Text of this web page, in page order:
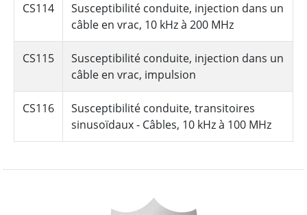
CS114
Susceptibilité conduite, injection dans un
câble en vrac, 10 kHz à 200 MHz
CS115
Susceptibilité conduite, injection dans un
câble en vrac, impulsion
CS116
Susceptibilité conduite, transitoires
sinusoïdaux - Câbles, 10 kHz à 100 MHz